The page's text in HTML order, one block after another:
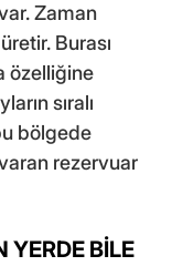
Zaman
Burası
özelliğine
sıralı
bölgede
rezervuar
YERDE BİLE